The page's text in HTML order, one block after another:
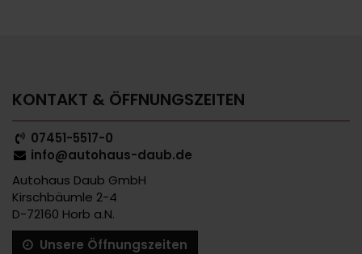
KONTAKT & ÖFFNUNGSZEITEN
07451-5517-0
info@autohaus-daub.de
Autohaus Daub GmbH
Kirschbäumle 2-4
D-72160 Horb a.N.
Unsere Öffnungszeiten